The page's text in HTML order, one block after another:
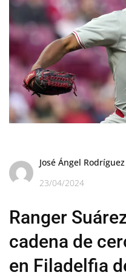
José Ángel Rodríguez
23/04/2024
Ranger
cadena de
en Filadelfia